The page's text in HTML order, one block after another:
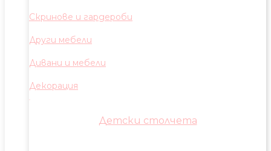
Скринове и гардероби
Други мебели
Дивани и мебели
Декорация
Детски столчета